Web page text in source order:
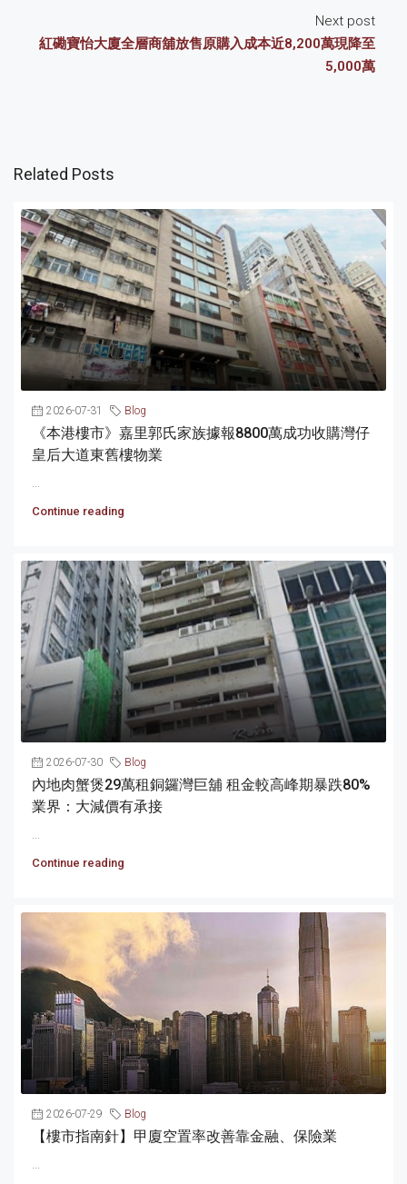
Next post
紅磡寶怡大廈全層商舖放售原購入成本近8,200萬現降至
5,000萬
Related Posts
2026-07-31 Blog
《本港樓市》嘉里郭氏家族據報8800萬成功收購灣仔
皇后大道東舊樓物業
Continue reading
2026-07-30 Blog
內地肉蟹煲29萬租銅鑼灣巨舖 租金較高峰期暴跌80%
業界：大減價有承接
Continue reading
2026-07-29 Blog
【樓市指南針】甲廈空置率改善靠金融、保險業